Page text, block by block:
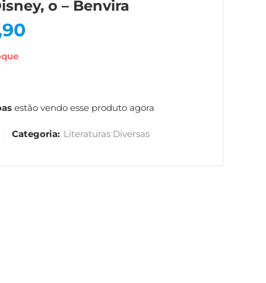
o – Benvira
estão vendo esse produto agora
Categoria: Literaturas Diversas